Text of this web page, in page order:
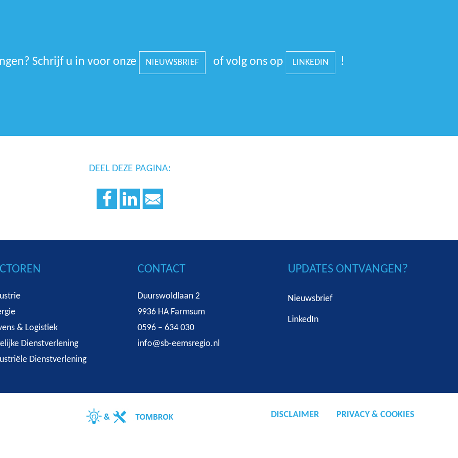
Schrijf u in voor onze NIEUWSBRIEF of volg ons op LINKEDIN !
DEEL DEZE PAGINA:
& Logistiek
Dienstverlening
Dienstverlening
CONTACT
Duurswoldlaan 2
9936 HA Farmsum
0596 – 634 030
info@sb-eemsregio.nl
UPDATES ONTVANGEN?
Nieuwsbrief
LinkedIn
DISCLAIMER PRIVACY & COOKIES